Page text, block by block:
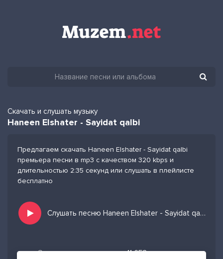
Скачать и слушать музыку
Haneen Elshater - Sayidat qalbi
Предлагаем скачать Haneen Elshater - Sayidat qalbi
премьера песни в mp3 с качеством 320 kbps и
длительностью 2:35 секунд или слушать в плейлисте
бесплатно
Слушать песню Haneen Elshater - Sayidat qalbi и добавить в избранных
Скачано:
11 653